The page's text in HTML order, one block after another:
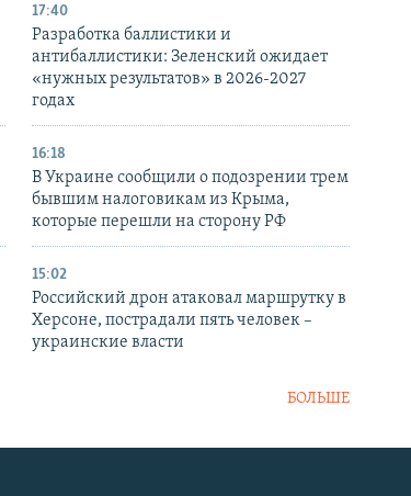
17:40
Разработка баллистики и
антибаллистики: Зеленский ожидает
«нужных результатов» в 2026-2027
годах
16:18
В Украине сообщили о подозрении трем
бывшим налоговикам из Крыма,
которые перешли на сторону РФ
15:02
Российский дрон атаковал маршрутку в
Херсоне, пострадали пять человек –
украинские власти
БОЛЬШЕ